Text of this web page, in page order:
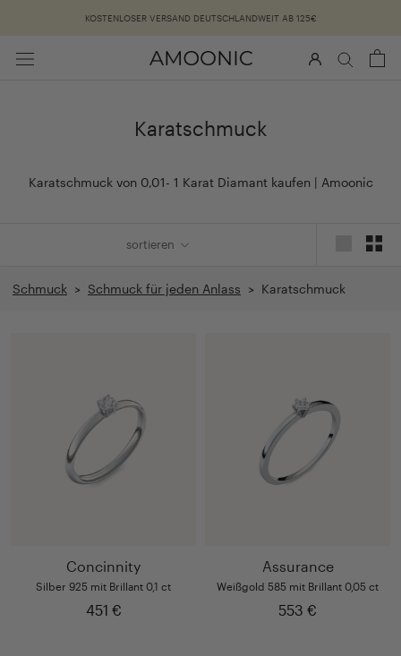
KOSTENLOSER VERSAND DEUTSCHLANDWEIT AB 125€
Karatschmuck
Karatschmuck von 0,01- 1 Karat Diamant kaufen | Amoonic
sortieren
Schmuck > Schmuck für jeden Anlass > Karatschmuck
Concinnity
Silber 925 mit Brillant 0,1 ct
451 €
Assurance
Weißgold 585 mit Brillant 0,05 ct
553 €